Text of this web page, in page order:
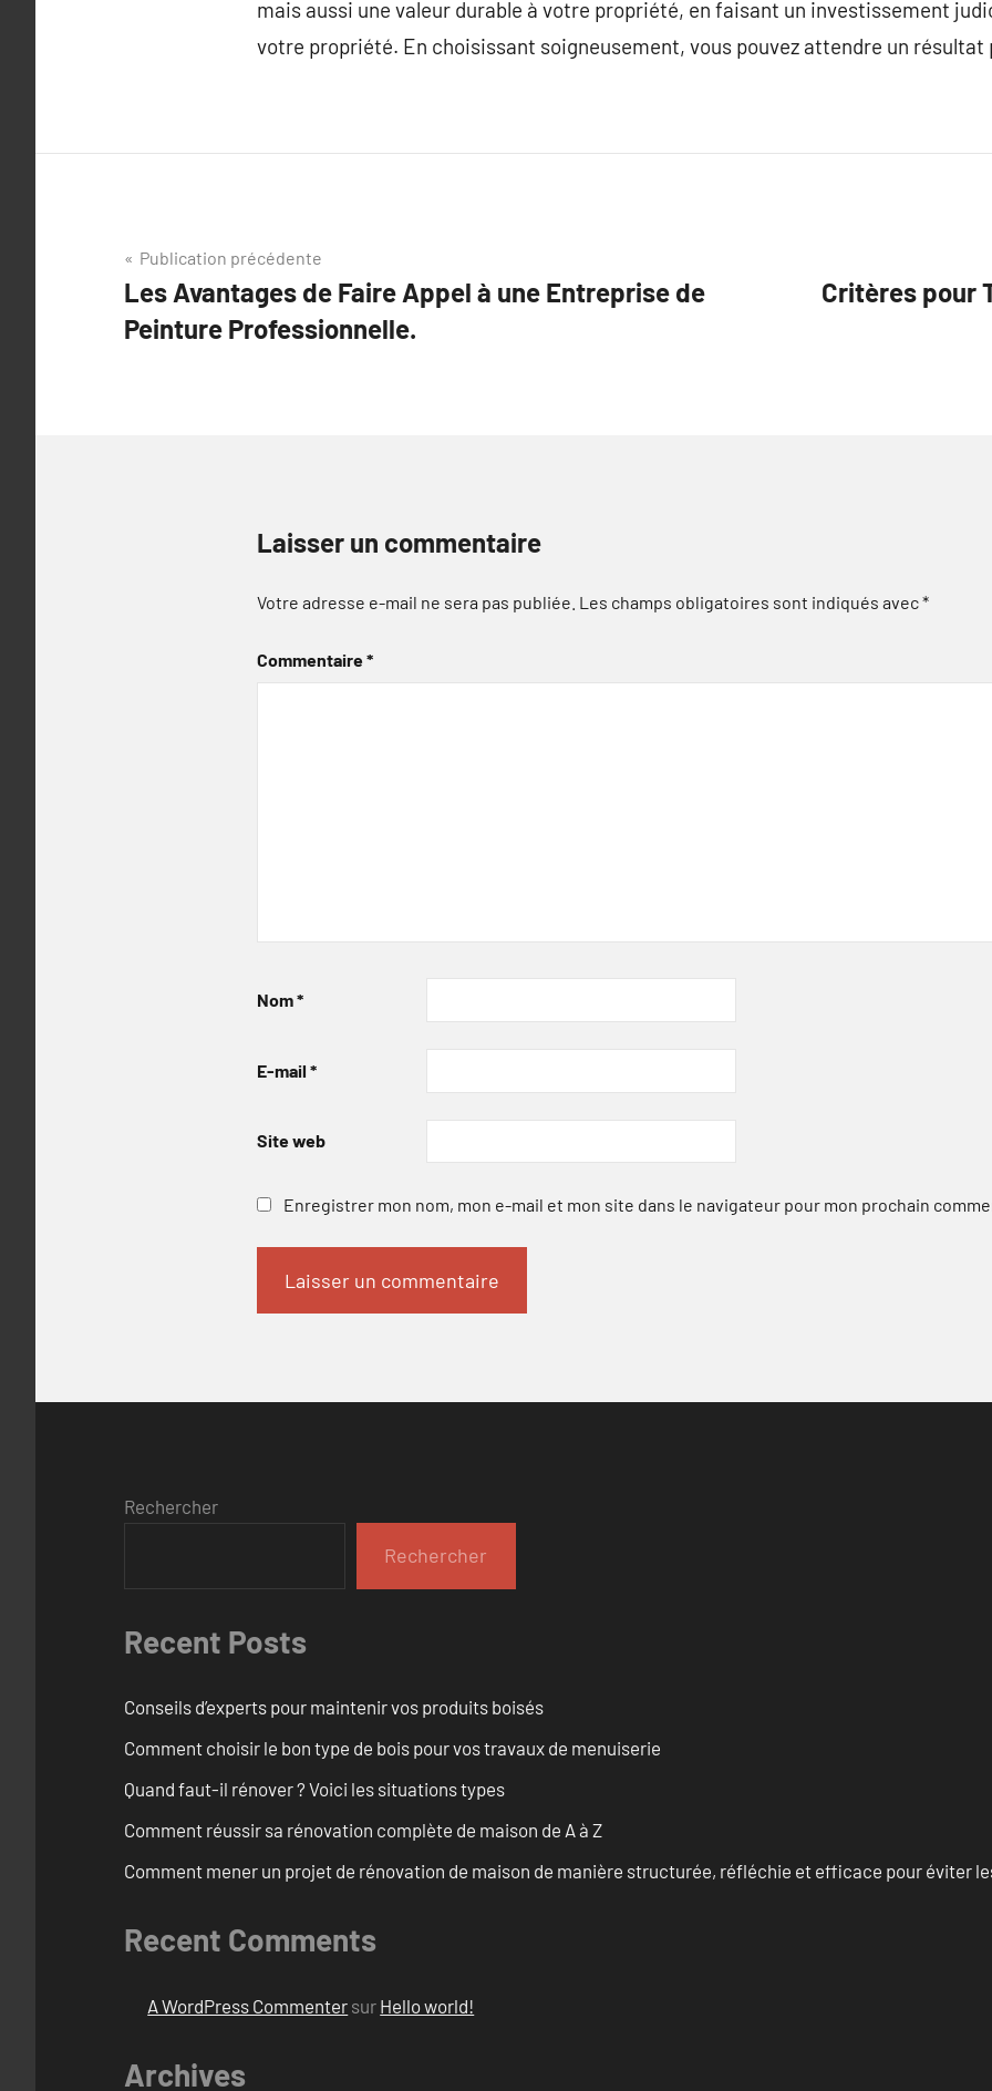
mais aussi une valeur durable à votre propriété, en faisant un investissement
votre propriété. En choisissant soigneusement, vous pouvez attendre un
Navigation
de
l’article
Publication précédente
Les Avantages de Faire Appel à une Entreprise de
Peinture Professionnelle.
Critères pour
Laisser un commentaire
Votre adresse e-mail ne sera pas publiée. Les champs obligatoires sont indiqués avec*
Commentaire*
Nom*
E-mail *
Site web
Enregistrer mon nom, mon e-mail et mon site dans le navigateur pour mon prochain
Rechercher
Rechercher
Recent Posts
Conseils d’experts pour maintenir vos produits boisés
Comment choisir le bon type de bois pour vos travaux de menuiserie
Quand faut-il rénover ? Voici les situations types
Comment réussir sa rénovation complète de maison de A à Z
Comment mener un projet de rénovation de maison de manière structurée, réfléchie et efficace pour éviter
Recent Comments
A WordPress Commenter sur Hello world!
Archives